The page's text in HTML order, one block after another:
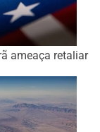
ameaça retaliar